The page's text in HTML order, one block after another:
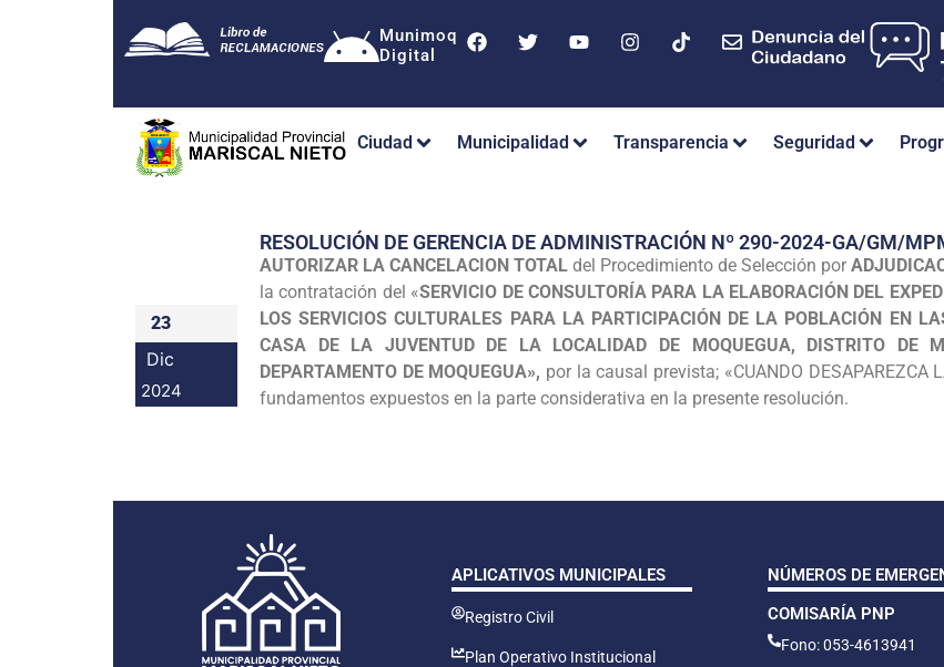
Munimoq
Digital
Ciudad Municipalidad Transparencia Seguridad
23
Dic
2024
RESOLUCIÓN DE GERENCIA DE ADMINISTRACIÓN Nº 290-2024-GA/GM/
AUTORIZAR LA CANCELACION TOTAL del Procedimiento de Selección por
la contratación del «SERVICIO DE CONSULTORÍA PARA LA ELABORACIÓN DEL
LOS SERVICIOS CULTURALES PARA LA PARTICIPACIÓN DE LA POBLACIÓN EN
CASA DE LA JUVENTUD DE LA LOCALIDAD DE MOQUEGUA, DISTRITO DE
DEPARTAMENTO DE MOQUEGUA», por la causal prevista; «CUANDO DESAPAREZCA
fundamentos expuestos en la parte considerativa en la presente resolución.
APLICATIVOS MUNICIPALES
Registro Civil
Plan Operativo Institucional
NÚMEROS DE
COMISARÍA PNP
Fono: 053-4613941